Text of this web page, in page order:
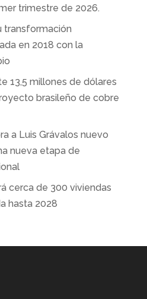
trimestre de 2026.
transformación
en 2018 con la
13,5 millones de dólares
brasileño de cobre
a Luis Grávalos nuevo
nueva etapa de
cerca de 300 viviendas
hasta 2028